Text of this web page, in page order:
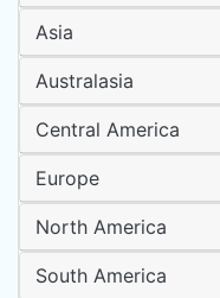
Asia
Australasia
Central America
Europe
North America
South America